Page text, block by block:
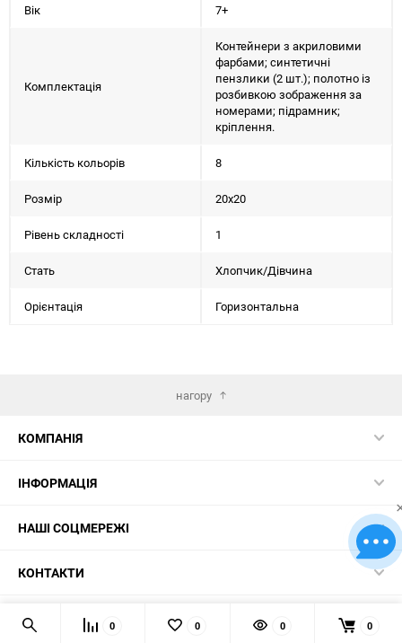
Вік 7+
Комплектація
Контейнери з акриловими
фарбами; синтетичні
пензлики (2 шт.); полотно із
розбивкою зображення за
номерами; підрамник;
кріплення.
Кількість кольорів 8
Розмір 20х20
Рівень складності 1
Стать Хлопчик/Дiвчина
Орієнтація Горизонтальна
нагору
КОМПАНІЯ
ІНФОРМАЦІЯ
НАШІ СОЦМЕРЕЖІ
КОНТАКТИ
© 2026 Картини за номерами – найкращий вибір в Україні!
0 0 0 0